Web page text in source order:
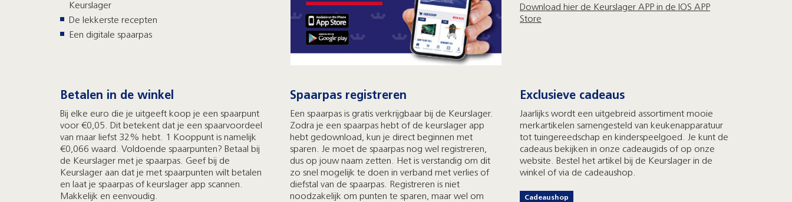
Keurslager
De lekkerste recepten
Een digitale spaarpas
Download hier de Keurslager APP in de IOS APP
Store
Betalen in de winkel
Bij elke euro die je uitgeeft koop je een spaarpunt
voor €0,05. Dit betekent dat je een spaarvoordeel
van maar liefst 32% hebt. 1 Kooppunt is namelijk
€0,066 waard. Voldoende spaarpunten? Betaal bij
de Keurslager met je spaarpas. Geef bij de
Keurslager aan dat je met spaarpunten wilt betalen
en laat je spaarpas of keurslager app scannen.
Makkelijk en eenvoudig.
Spaarpas registreren
Een spaarpas is gratis verkrijgbaar bij de Keurslager.
Zodra je een spaarpas hebt of de keurslager app
hebt gedownload, kun je direct beginnen met
sparen. Je moet de spaarpas nog wel registreren,
dus op jouw naam zetten. Het is verstandig om dit
zo snel mogelijk te doen in verband met verlies of
diefstal van de spaarpas. Registreren is niet
noodzakelijk om punten te sparen, maar wel om
Exclusieve cadeaus
Jaarlijks wordt een uitgebreid assortiment mooie
merkartikelen samengesteld van keukenapparatuur
tot tuingereedschap en kinderspeelgoed. Je kunt de
cadeaus bekijken in onze cadeaugids of op onze
website. Bestel het artikel bij de Keurslager in de
winkel of via de cadeaushop.
Cadeaushop